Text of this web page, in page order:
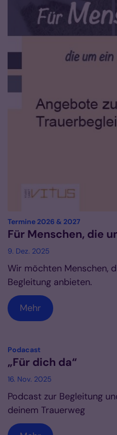
Termine 2026 & 2027
Für Menschen, die
9. Dez. 2025
Wir möchten Menschen,
Begleitung anbieten.
Mehr
Podacast:
„Für dich da“
16. Nov. 2025
Podcast zur Begleitung
deinem Trauerweg